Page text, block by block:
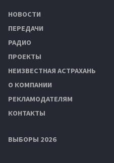
НОВОСТИ
ПЕРЕДАЧИ
РАДИО
ПРОЕКТЫ
НЕИЗВЕСТНАЯ АСТРАХАНЬ
О КОМПАНИИ
РЕКЛАМОДАТЕЛЯМ
КОНТАКТЫ
ВЫБОРЫ 2026